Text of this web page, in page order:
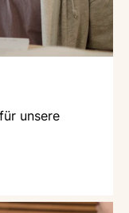
unsere